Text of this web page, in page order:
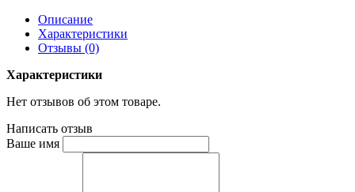
Описание
Характеристики
Отзывы (0)
Характеристики
Нет отзывов об этом товаре.
Написать отзыв
Ваше имя